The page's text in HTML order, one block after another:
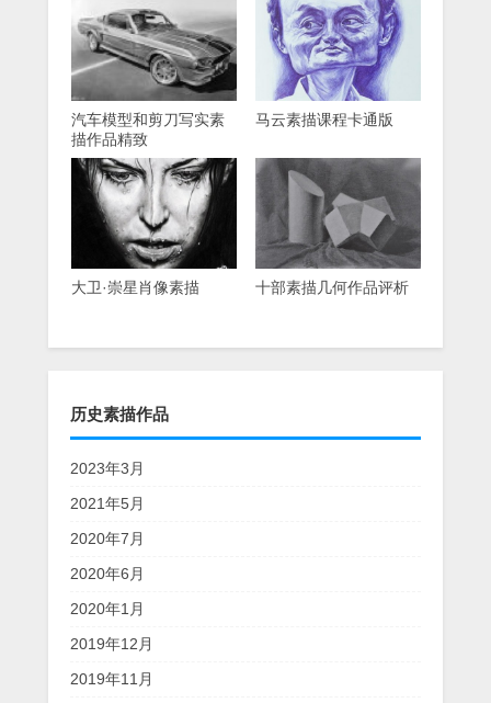
汽车模型和剪刀写实素
描作品精致
马云素描课程卡通版
大卫·崇星肖像素描 十部素描几何作品评析
历史素描作品
2023年3月
2021年5月
2020年7月
2020年6月
2020年1月
2019年12月
2019年11月